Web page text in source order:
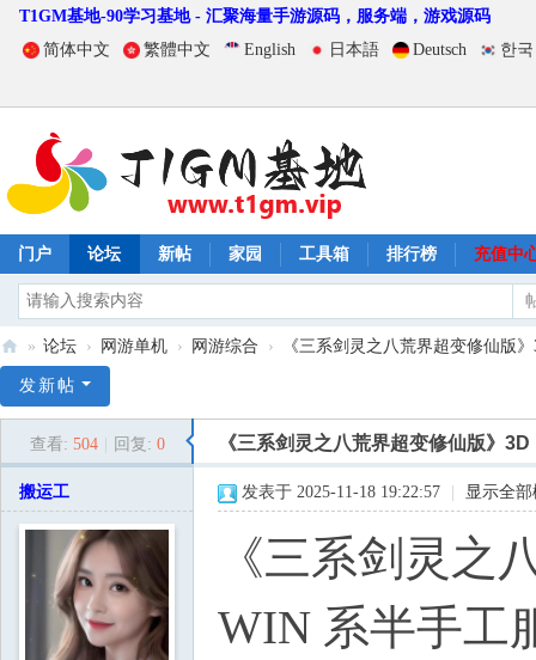
T1GM基地-90学习基地 - 汇聚海量手游源码，服务端，游戏源码
简体中文
繁體中文 English 日本語 Deutsch 한
门户 论坛 新帖 家园 工具箱 排行榜 充值中
1
» 论坛 › 网游单机 › 网游综合 › 《三系剑灵之八荒界超变修仙版
发新帖
查看: 504 回复: 0 《三系剑灵之八荒界超变修仙版》
搬运工 发表于 2025-11-18 19:22:57 显示全
《三系剑灵之
WIN 系半手工